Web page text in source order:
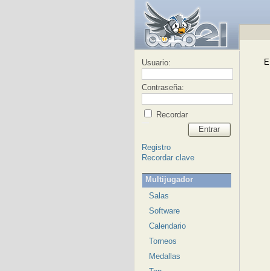
Usuario:
Contraseña:
Recordar
Entrar
Registro
Recordar clave
Multijugador
Salas
Software
Calendario
Torneos
Medallas